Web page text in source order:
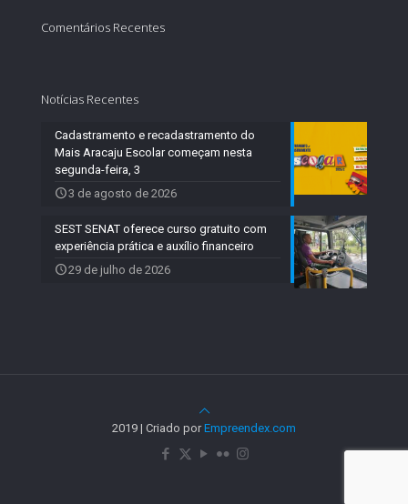
Comentários Recentes
Notícias Recentes
Cadastramento e recadastramento do
Mais Aracaju Escolar começam nesta
segunda-feira, 3
3 de agosto de 2026
SEST SENAT oferece curso gratuito com
experiência prática e auxílio financeiro
29 de julho de 2026
2019 | Criado porEmpreendex.com